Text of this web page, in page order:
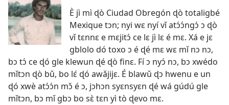
È jì mì ɖò Ciudad Obregón ɖò totaligbé
Mexique tɔn; nyi wɛ nyí vǐ atɔ́ɔ́ngɔ́ ɔ ɖò
vǐ tɛnnɛ e mɛjitɔ́ ce lɛ jì lɛ é mɛ. Xá e jɛ
gblolo dó toxo ɔ é ɖé mɛ wɛ mǐ nɔ nɔ,
bɔ tɔ́ ce ɖó gle klewun ɖé ɖò finɛ. Fí ɔ nyɔ́ nɔ, bɔ xwédo
mǐtɔn ɖò bǔ, bo lɛ́ ɖó awǎjijɛ. É blawǔ ɖɔ hwenu e un
ɖó xwè atɔ́ɔ́n mɔ̌ é ɔ, jɔhɔn syɛnsyɛn ɖé wá gúdú gle
mǐtɔn, bɔ mǐ gbɔ bo sɛ̀ tɛn yì tò ɖevo mɛ.